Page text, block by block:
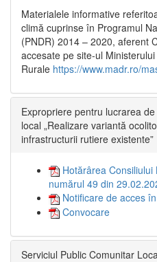
Materialele informative
climă cuprinse în Programul
(PNDR) 2014 – 2020, aferent
accesate pe site-ul
Rurale https://www.madr.ro/
Expropriere pentru lucrarea
local „Realizare variantă
infrastructurii rutiere existente”
Hotărârea
numărul 49 din
Notificare de acces
Convocare
Serviciul Public Comunitar